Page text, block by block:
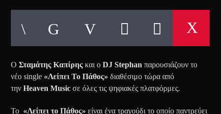
ΟΣταμάτης Καπίρης και οDJ Stephan παρουσιάζουν το
νέο single «Λείπει Το Πάθος» διαθέσιμο τώρα από
τηνHeaven Music σε όλες τις ψηφιακές πλατφόρμες.
Το «Λείπει το Πάθος»είναι ένα τραγούδι το οποίο παντρεύει